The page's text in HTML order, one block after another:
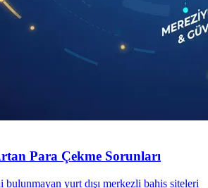
Para Çekme Sorunları
yurt dışı merkezli bahis siteleri